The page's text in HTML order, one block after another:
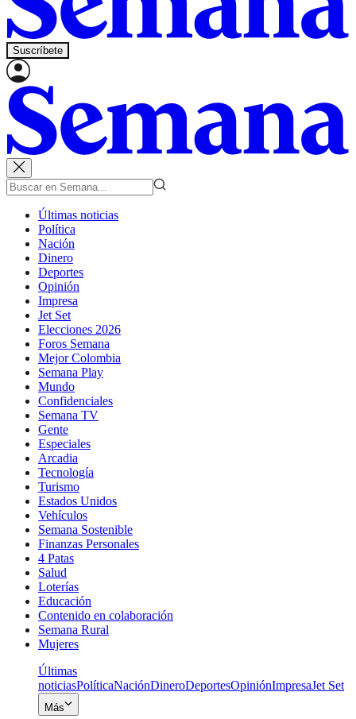
Suscríbete
Últimas noticias
Política
Nación
Dinero
Deportes
Opinión
Impresa
Jet Set
Elecciones 2026
Foros Semana
Mejor Colombia
Semana Play
Mundo
Confidenciales
Semana TV
Gente
Especiales
Arcadia
Tecnología
Turismo
Estados Unidos
Vehículos
Semana Sostenible
Finanzas Personales
4 Patas
Salud
Loterías
Educación
Contenido en colaboración
Semana Rural
Mujeres
Últimas
noticiasPolíticaNaciónDineroDeportesOpiniónImpresaJet Set
Más